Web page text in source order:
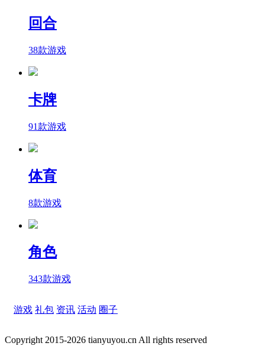
回合
38款游戏
卡牌
91款游戏
体育
8款游戏
角色
343款游戏
游戏 礼包 资讯 活动 圈子
Copyright 2015-2026 tianyuyou.cn All rights reserved